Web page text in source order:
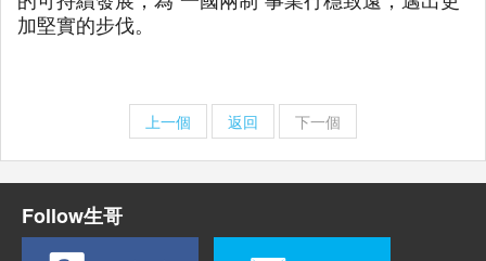
加堅實的步伐。
上一個 返回 下一個
Follow生哥